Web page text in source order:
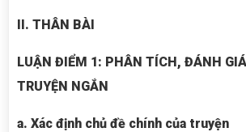
II. THÂN BÀI
LUẬN ĐIỂM 1: PHÂN TÍCH, ĐÁNH GIÁ
TRUYỆN NGẮN
a. Xác định chủ đề chính của truyện